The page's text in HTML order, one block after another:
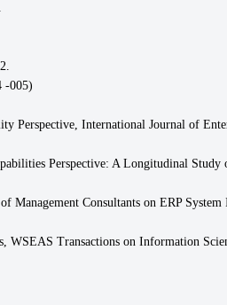
-005)
Perspective, International Journal of
Perspective: A Longitudinal Study
Consultants on ERP
WSEAS Transactions on Information